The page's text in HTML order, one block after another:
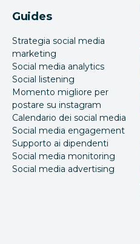
Guides
Strategia social media
marketing
Social media analytics
Social listening
Momento migliore per
postare su instagram
Calendario dei social media
Social media engagement
Supporto ai dipendenti
Social media monitoring
Social media advertising